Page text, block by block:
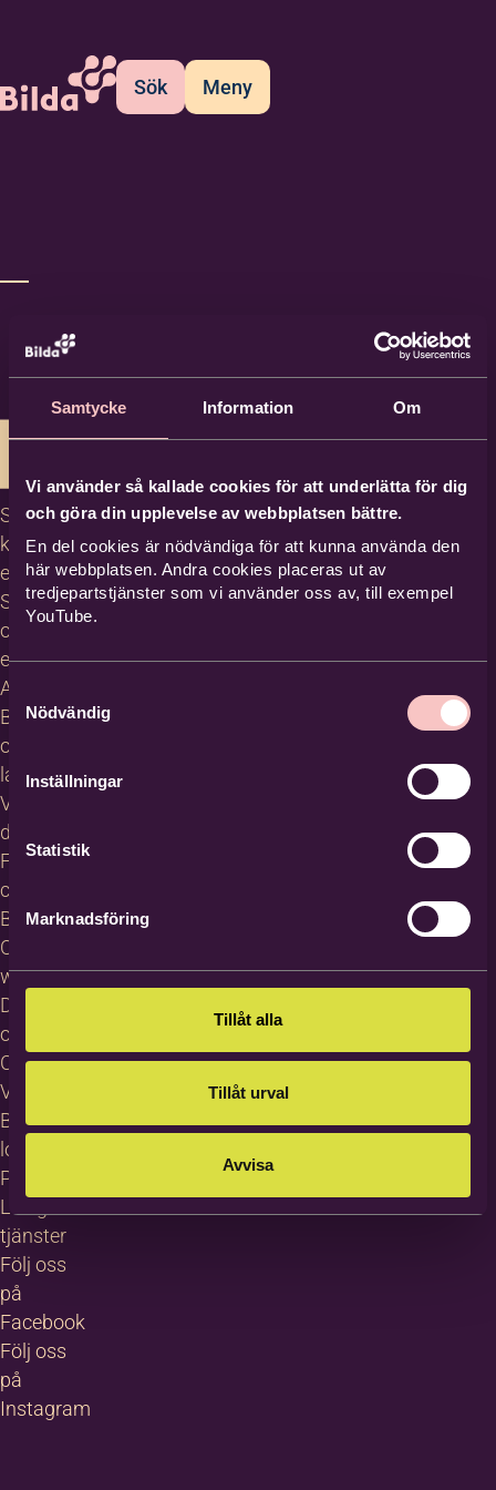
Samtycke Information Om
Vi använder så kallade cookies för att underlätta för dig
och göra din upplevelse av webbplatsen bättre.
En del cookies är nödvändiga för att kunna använda den
här webbplatsen. Andra cookies placeras ut av
tredjepartstjänster som vi använder oss av, till exempel
YouTube.
Samtyckesval
Nödvändig
Inställningar
Statistik
Marknadsföring
Tillåt alla
Tillåt urval
Avvisa
Sök Meny
Studiecirklar,
kurser och
evenemang
Studiematerial
och
erbjudanden
About
Bilda in
other
languages
Villkor för
deltagare
För
cirkelledare
Blanketter
Om
webbplatsen
Dataskydd
och GDPR
Cookies
Visselblåsning
Bildas
logotyp
Pressrum
Lediga
tjänster
Följ oss
på
Facebook
Följ oss
på
Instagram